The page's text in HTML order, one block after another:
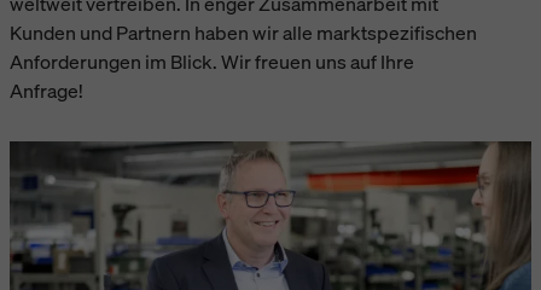
Kunden und Partnern haben wir alle marktspezifischen
Anforderungen im Blick. Wir freuen uns auf Ihre
Anfrage!